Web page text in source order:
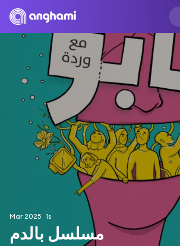
Mar 2025 1s
مسلسل بالدم